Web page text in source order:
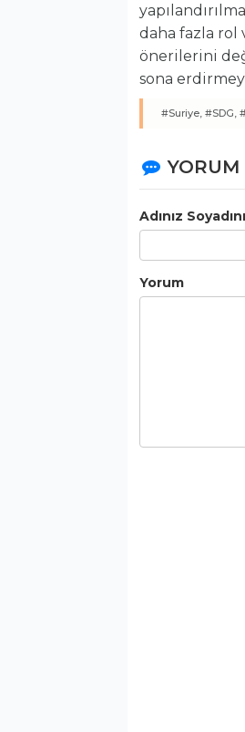
daha fazla rol
önerilerini
sona
#Suriye, #SDG,
YORUM
Adınız
Yorum